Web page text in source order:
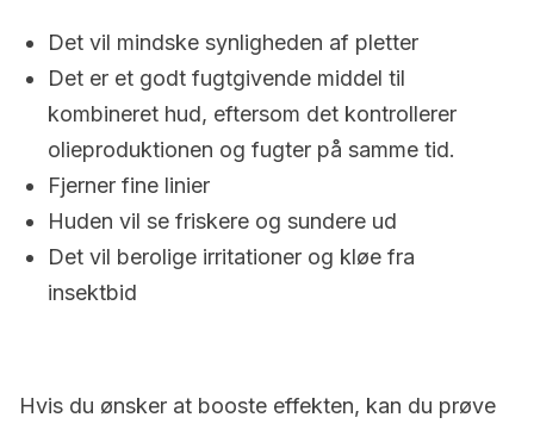
Det vil mindske synligheden af pletter
Det er et godt fugtgivende middel til
kombineret hud, eftersom det kontrollerer
olieproduktionen og fugter på samme tid.
Fjerner fine linier
Huden vil se friskere og sundere ud
Det vil berolige irritationer og kløe fra
insektbid
Hvis du ønsker at booste effekten, kan du prøve